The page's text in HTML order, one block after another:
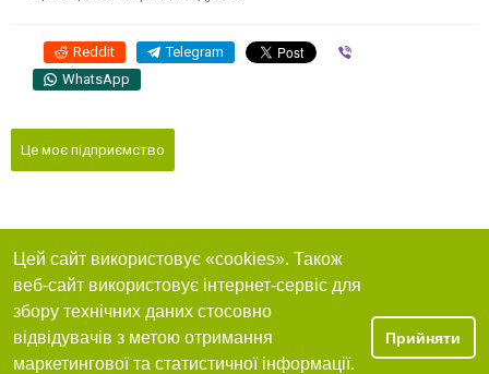
Reddit Telegram
WhatsApp
Це моє підприємство
Цей сайт використовує «cookies». Також
веб-сайт використовує інтернет-сервіс для
збору технічних даних стосовно
відвідувачів з метою отримання
маркетингової та статистичної інформації.
Прийняти